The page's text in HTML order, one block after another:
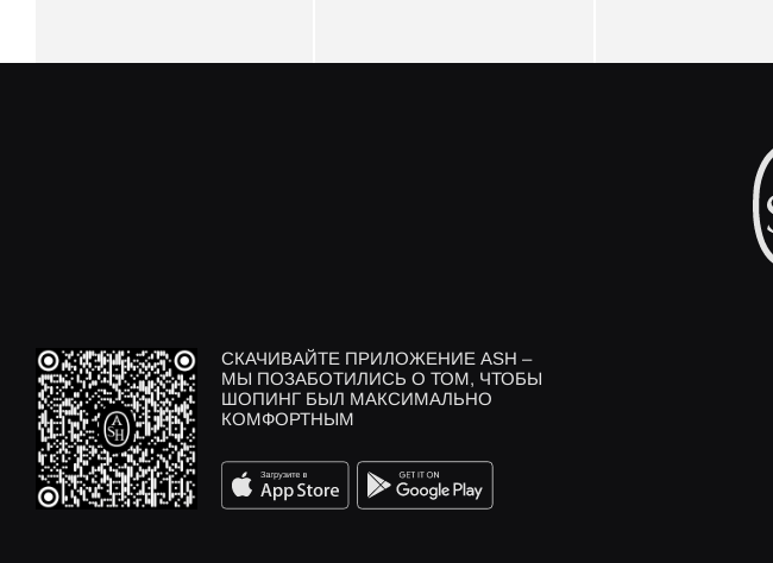
СКАЧИВАЙТЕ ПРИЛОЖЕНИЕ ASH –
МЫ ПОЗАБОТИЛИСЬ О ТОМ, ЧТОБЫ
ШОПИНГ БЫЛ МАКСИМАЛЬНО
КОМФОРТНЫМ